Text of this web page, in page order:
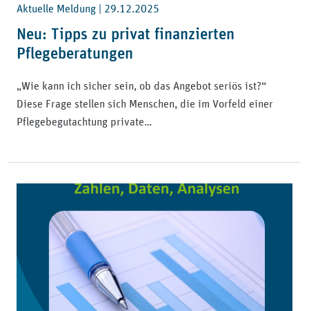
Aktuelle Meldung | 29.12.2025
Neu: Tipps zu privat finanzierten
Pflegeberatungen
„Wie kann ich sicher sein, ob das Angebot seriös ist?“
Diese Frage stellen sich Menschen, die im Vorfeld einer
Pflegebegutachtung private…